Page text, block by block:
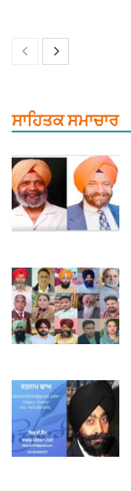
ਸਾਹਿਤਕ ਸਮਾਚਾਰ